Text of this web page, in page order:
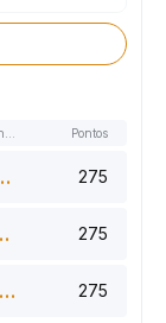
Pontos
275
275
275